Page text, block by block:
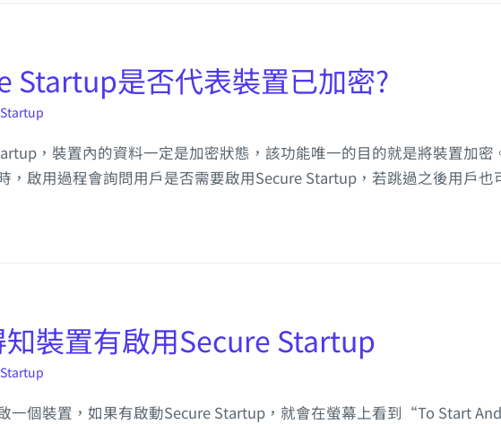
Startup是否代表裝置已加密?
，裝置內的資料一定是加密狀態，該功能唯一的目的就是將裝置加
，啟用過程會詢問用戶是否需要啟用Secure Startup，若跳過之後用戶
裝置有啟用Secure Startup
一個裝置，如果有啟動Secure Startup，就會在螢幕上看到“To Start